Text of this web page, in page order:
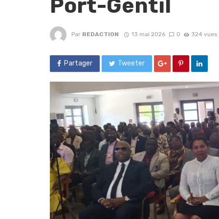
Port-Gentil
Par REDACTION 13 mai 2026 0 324 vues
Partager Tweeter